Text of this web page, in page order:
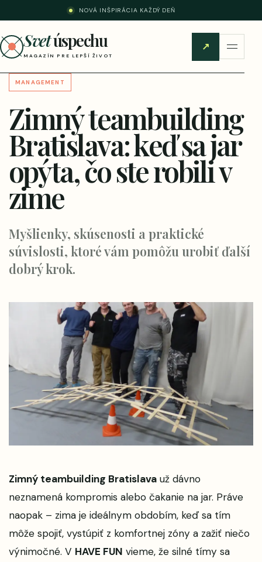
NOVÁ INŠPIRÁCIA KAŽDÝ DEŇ
Svetúspechu
MAGAZÍN PRE LEPŠÍ ŽIVOT
↗
MANAGEMENT
Zimný teambuilding
Bratislava: keď sa jar
opýta, čo ste robili v
zime
Myšlienky, skúsenosti a praktické
súvislosti, ktoré vám pomôžu urobiť ďalší
dobrý krok.
Zimný teambuilding Bratislava už dávno
neznamená kompromis alebo čakanie na jar. Práve
naopak – zima je ideálnym obdobím, keď sa tím
môže spojiť, vystúpiť z komfortnej zóny a zažiť niečo
výnimočné. V HAVE FUN vieme, že silné tímy sa